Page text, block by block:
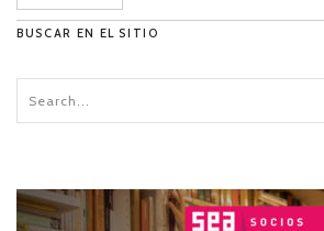
BUSCAR EN EL SITIO